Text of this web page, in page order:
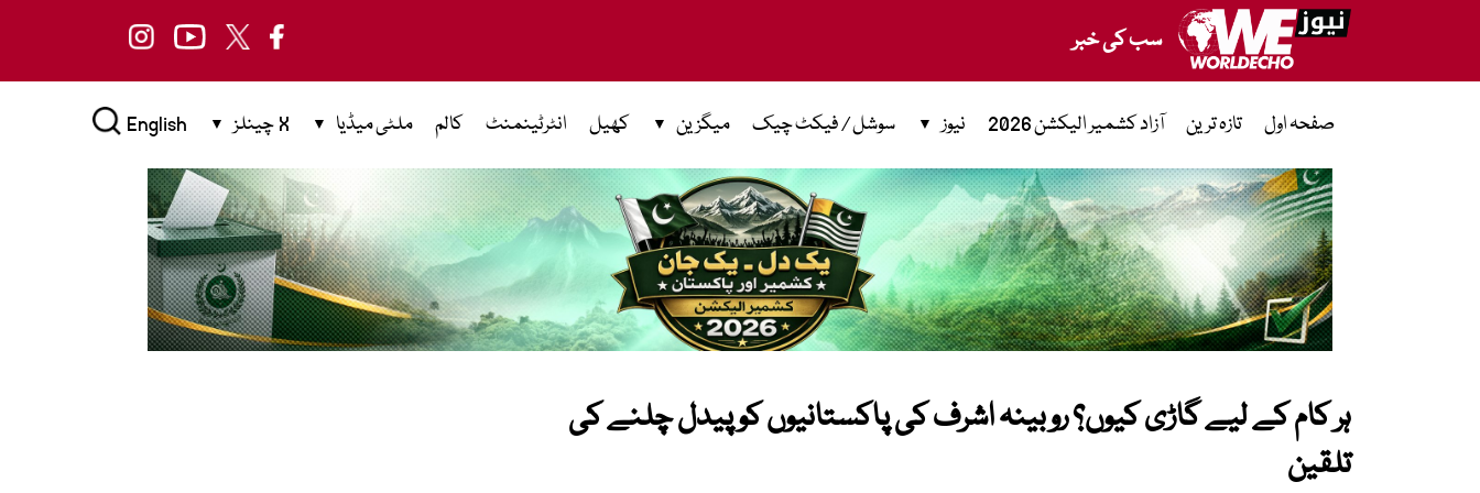
سب کی خبر
صفحہ اول تازہ ترین آزاد کشمیر الیکشن 2026 نیوز سوشل / فیکٹ چیک میگزین کھیل انٹرٹینمنٹ کالم ملٹی میڈیا X چینلز English
ہر کام کے لیے گاڑی کیوں؟ روبینہ اشرف کی پاکستانیوں کو پیدل چلنے کی
تلقین